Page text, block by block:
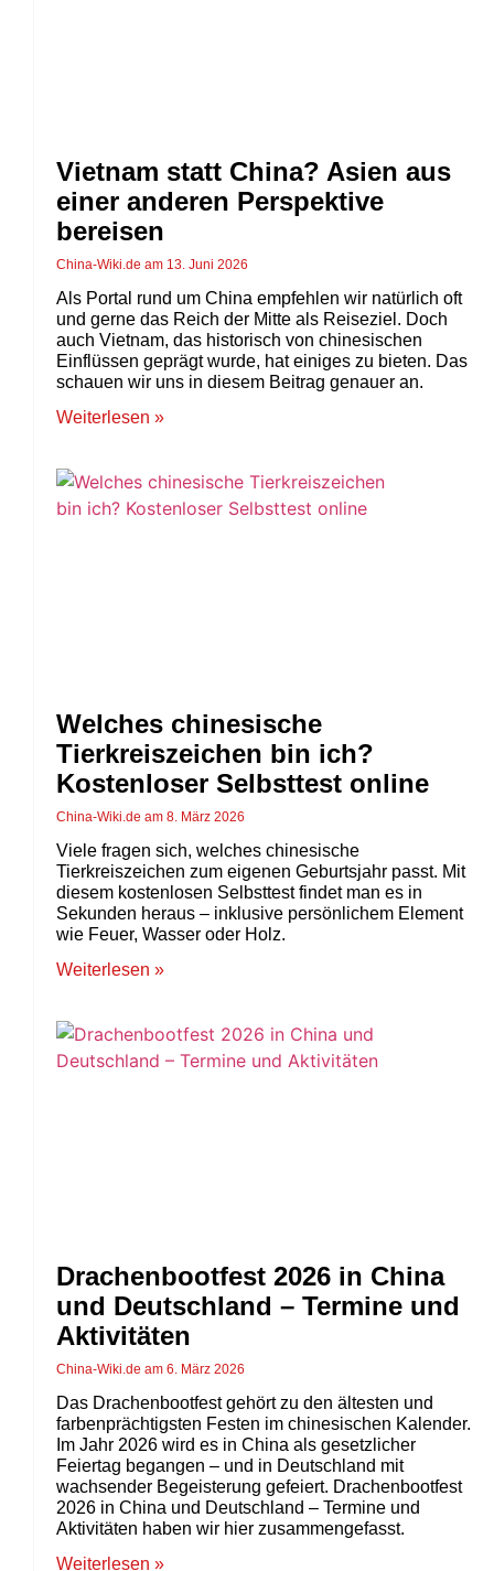
Vietnam statt China? Asien aus
einer anderen Perspektive
bereisen
China-Wiki.de 13. Juni 2026
Als Portal rund um China empfehlen wir natürlich oft
und gerne das Reich der Mitte als Reiseziel. Doch
auch Vietnam, das historisch von chinesischen
Einflüssen geprägt wurde, hat einiges zu bieten. Das
schauen wir uns in diesem Beitrag genauer an.
Weiterlesen »
Welches chinesische
Tierkreiszeichen bin ich?
Kostenloser Selbsttest online
China-Wiki.de 8. März 2026
Viele fragen sich, welches chinesische
Tierkreiszeichen zum eigenen Geburtsjahr passt. Mit
diesem kostenlosen Selbsttest findet man es in
Sekunden heraus – inklusive persönlichem Element
wie Feuer, Wasser oder Holz.
Weiterlesen »
Drachenbootfest 2026 in China
und Deutschland – Termine und
Aktivitäten
China-Wiki.de 6. März 2026
Das Drachenbootfest gehört zu den ältesten und
farbenprächtigsten Festen im chinesischen Kalender.
Im Jahr 2026 wird es in China als gesetzlicher
Feiertag begangen – und in Deutschland mit
wachsender Begeisterung gefeiert. Drachenbootfest
2026 in China und Deutschland – Termine und
Aktivitäten haben wir hier zusammengefasst.
Weiterlesen »